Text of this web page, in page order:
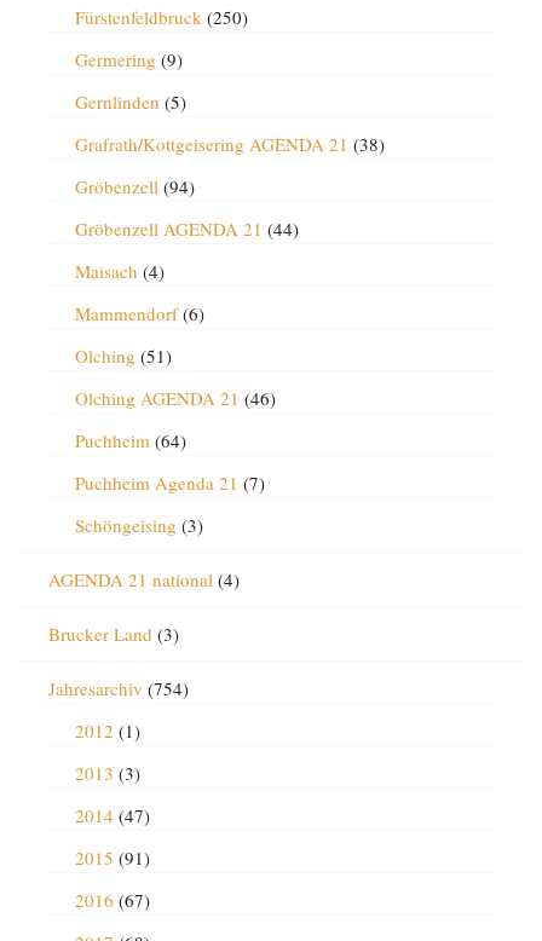
Fürstenfeldbruck(250)
Germering (9)
Gernlinden (5)
Grafrath/Kottgeisering AGENDA 21 (38)
Gröbenzell(94)
Gröbenzell AGENDA 21 (44)
Maisach (4)
Mammendorf(6)
Olching (51)
Olching AGENDA 21 (46)
Puchheim(64)
Puchheim Agenda 21 (7)
Schöngeising (3)
AGENDA 21 national(4)
Brucker Land (3)
Jahresarchiv (754)
2012 (1)
2013 (3)
2014 (47)
2015 (91)
2016 (67)